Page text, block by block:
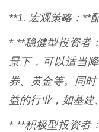
**1. 宏观策略：**
* **稳健型投资者
景下，可以适当
券、黄金等。同时
益的行业，如基建
* **积极型投资者